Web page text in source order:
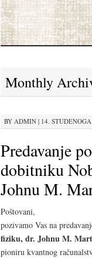
Monthly
BY ADMIN | 14.
Predavanje
dobitniku
Johnu M.
Poštovani,
pozivamo Vas na
fiziku, dr. Johnu M.
pioniru kvantnog